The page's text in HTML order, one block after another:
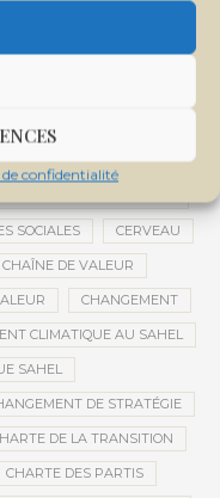
confidentialité
DE BAMAKO
DE L’ÉDUCATION
À DISTANCE
SOCIALES CERVEAU
CHAÎNE DE VALEUR
CHANGEMENT
CLIMATIQUE AU SAHEL
SAHEL
DE STRATÉGIE
DE LA TRANSITION
CHARTE DES PARTIS